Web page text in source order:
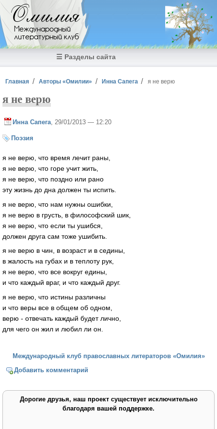
Перейти к основному содержанию
Омилия
Международный
литературный клуб
☰ Разделы сайта
Вы здесь
Главная Авторы «Омилии» Инна Сапега я не верю
я не верю
Инна Сапега , 29/01/2013 — 12:20
Поэзия
я не верю, что время лечит раны,
я не верю, что горе учит жить,
я не верю, что поздно или рано
эту жизнь до дна должен ты испить.
я не верю, что нам нужны ошибки,
я не верю в грусть, в философский шик,
я не верю, что если ты ушибся,
должен друга сам тоже ушибить.
я не верю в чин, в возраст и в седины,
в жалость на губах и в теплоту рук,
я не верю, что все вокруг едины,
и что каждый враг, и что каждый друг.
я не верю, что истины различны
и что веры все в общем об одном,
верю - отвечать каждый будет лично,
для чего он жил и любил ли он.
Международный клуб православных литераторов «Омилия»
Добавить комментарий
Дорогие друзья, наш проект существует исключительно
благодаря вашей поддержке.